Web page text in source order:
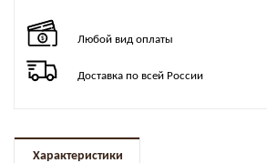
Любой вид оплаты
Доставка по всей России
Характеристики